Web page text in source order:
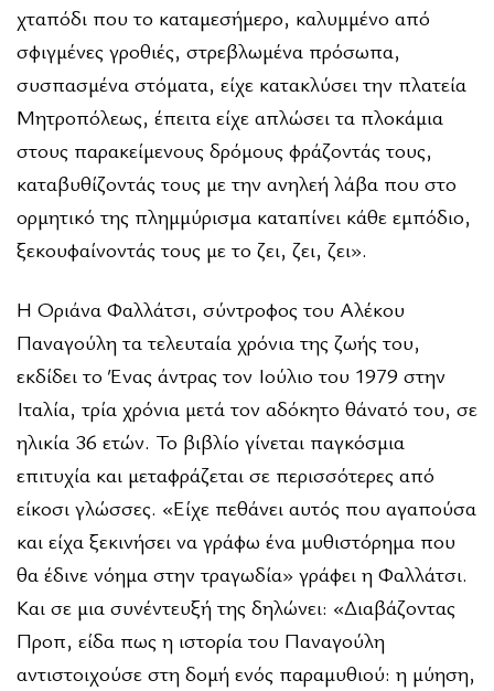
χταπόδι που το καταμεσήμερο, καλυμμένο από
σφιγμένες γροθιές, στρεβλωμένα πρόσωπα,
συσπασμένα στόματα, είχε κατακλύσει την πλατεία
Μητροπόλεως, έπειτα είχε απλώσει τα πλοκάμια
στους παρακείμενους δρόμους φράζοντάς τους,
καταβυθίζοντάς τους με την ανηλεή λάβα που στο
ορμητικό της πλημμύρισμα καταπίνει κάθε εμπόδιο,
ξεκουφαίνοντάς τους με το ζει, ζει, ζει».
Η Οριάνα Φαλλάτσι, σύντροφος του Αλέκου
Παναγούλη τα τελευταία χρόνια της ζωής του,
εκδίδει το Ένας άντρας τον Ιούλιο του 1979 στην
Ιταλία, τρία χρόνια μετά τον αδόκητο θάνατό του, σε
ηλικία 36 ετών. Το βιβλίο γίνεται παγκόσμια
επιτυχία και μεταφράζεται σε περισσότερες από
είκοσι γλώσσες. «Είχε πεθάνει αυτός που αγαπούσα
και είχα ξεκινήσει να γράφω ένα μυθιστόρημα που
θα έδινε νόημα στην τραγωδία» γράφει η Φαλλάτσι.
Και σε μια συνέντευξή της δηλώνει: «Διαβάζοντας
Προπ, είδα πως η ιστορία του Παναγούλη
αντιστοιχούσε στη δομή ενός παραμυθιού: η μύηση,